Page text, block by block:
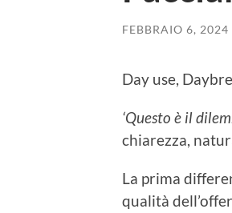
FEBBRAIO 6, 2024
Day use,
‘Questo è il
chiarezza,
La prima
qualità